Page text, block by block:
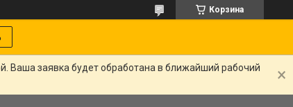
Корзина
Ваша заявка будет обработана в ближайший рабочий